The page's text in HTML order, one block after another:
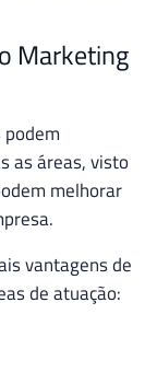
Marketing
as áreas, visto
melhorar
vantagens de
de atuação: